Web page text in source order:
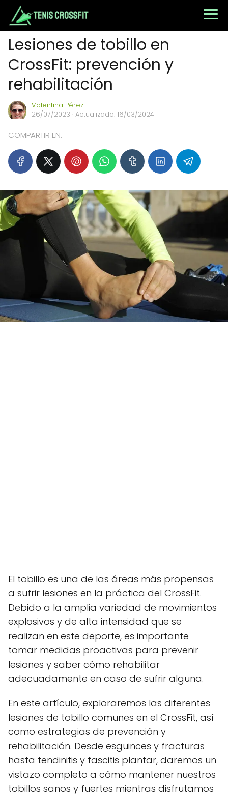
Lesiones de tobillo en
CrossFit: prevención y
rehabilitación
Valentina Pérez
26/07/2023 · Actualizado: 16/03/2024
COMPARTIR EN:
El tobillo es una de las áreas más propensas
a sufrir lesiones en la práctica del CrossFit.
Debido a la amplia variedad de movimientos
explosivos y de alta intensidad que se
realizan en este deporte, es importante
tomar medidas proactivas para prevenir
lesiones y saber cómo rehabilitar
adecuadamente en caso de sufrir alguna.
En este artículo, exploraremos las diferentes
lesiones de tobillo comunes en el CrossFit, así
como estrategias de prevención y
rehabilitación. Desde esguinces y fracturas
hasta tendinitis y fascitis plantar, daremos un
vistazo completo a cómo mantener nuestros
tobillos sanos y fuertes mientras disfrutamos